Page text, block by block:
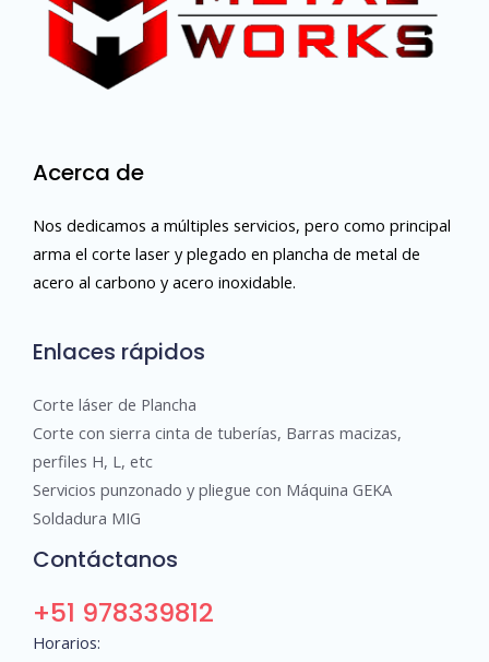
Acerca de
Nos dedicamos a múltiples servicios, pero como principal
arma el corte laser y plegado en plancha de metal de
acero al carbono y acero inoxidable.
Enlaces rápidos
Corte láser de Plancha
Corte con sierra cinta de tuberías, Barras macizas,
perfiles H, L, etc
Servicios punzonado y pliegue con Máquina GEKA
Soldadura MIG
Contáctanos
+51 978339812
Horarios: